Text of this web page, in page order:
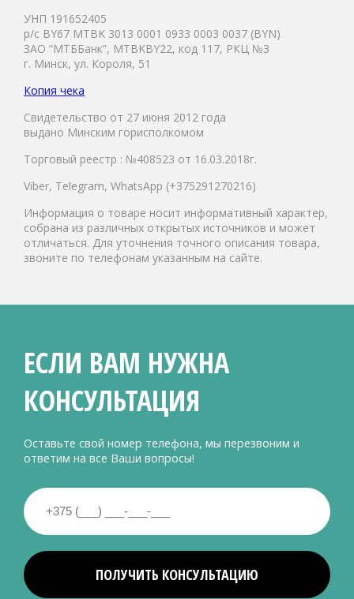
УНП 191652405
р/с BY67 MTBK 3013 0001 0933 0003 0037 (BYN)
ЗАО “МТББанк”, MTBKBY22, код 117, РКЦ №3
г. Минск, ул. Короля, 51
Копия чека
Свидетельство от 27 июня 2012 года
выдано Минским горисполкомом
Торговый реестр : №408523 от 16.03.2018г.
Viber, Telegram, WhatsApp (+375291270216)
Информация о товаре носит информативный характер,
собрана из различных открытых источников и может
отличаться. Для уточнения точного описания товара,
звоните по телефонам указанным на сайте.
ЕСЛИ ВАМ НУЖНА
КОНСУЛЬТАЦИЯ
Оставьте свой номер телефона, мы перезвоним и
ответим на все Ваши вопросы!